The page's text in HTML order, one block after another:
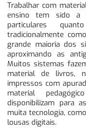
Trabalhar com
ensino tem sido a
particulares
tradicionalmente
grande maioria dos
aproximando as
Muitos sistemas
material de livros,
impressos com
material
disponibilizam para
muita tecnologia,
lousas digitais.